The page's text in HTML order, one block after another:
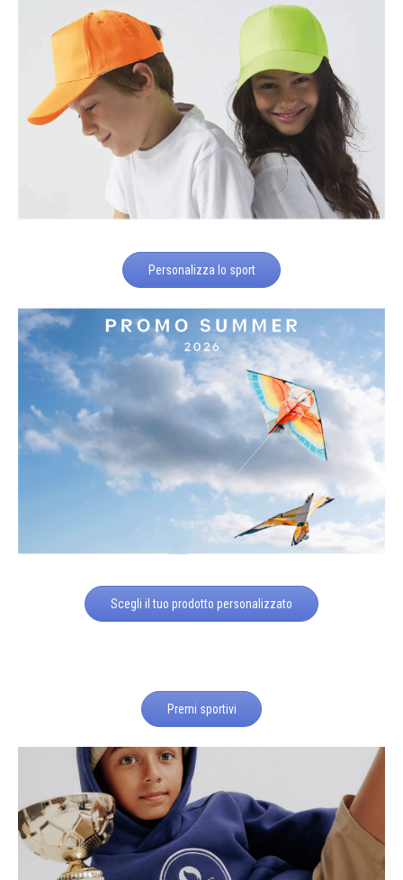
Personalizza lo sport
Scegli il tuo prodotto personalizzato
Premi sportivi